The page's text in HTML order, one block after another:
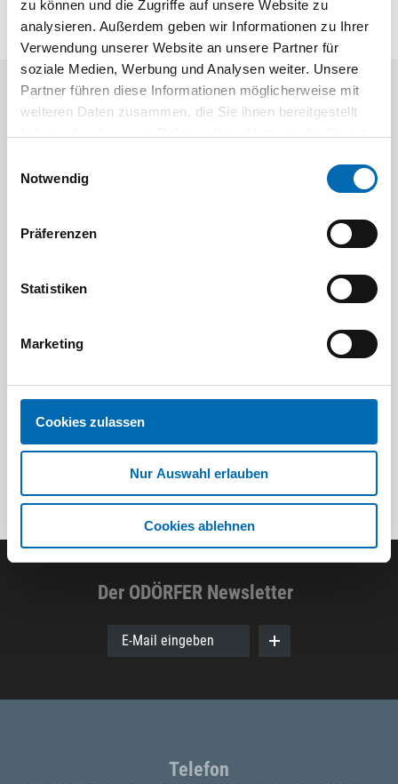
zu können und die Zugriffe auf unsere Website zu
analysieren. Außerdem geben wir Informationen zu Ihrer
Verwendung unserer Website an unsere Partner für
soziale Medien, Werbung und Analysen weiter. Unsere
Partner führen diese Informationen möglicherweise mit
weiteren Daten zusammen, die Sie ihnen bereitgestellt
Notwendig
Präferenzen
Statistiken
Marketing
Cookies zulassen
Nur Auswahl erlauben
Cookies ablehnen
Aktuelle Angebote
Bit-
Artikel-Nr.
Der ODÖRFER Newsletter
E-Mail eingeben
Telefon